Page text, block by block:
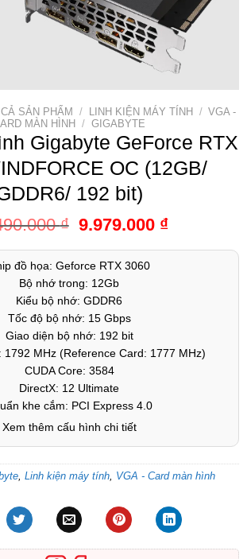
SẢN PHẨM / LINH KIỆN MÁY TÍNH / VGA -
MÀN HÌNH
/ GIGABYTE
Gigabyte GeForce RTX
OC (12GB/
192 bit)
₫ 9.979.000 ₫
đồ họa: Geforce RTX 3060
Bộ nhớ trong: 12Gb
Kiểu bộ nhớ: GDDR6
Tốc độ bộ nhớ: 15 Gbps
Giao diện bộ nhớ: 192 bit
1792 MHz (Reference Card: 1777 MHz)
CUDA Core: 3584
DirectX: 12 Ultimate
khe cắm: PCI Express 4.0
Xem thêm cấu hình chi tiết
, Linh kiện máy tính, VGA - Card màn hình